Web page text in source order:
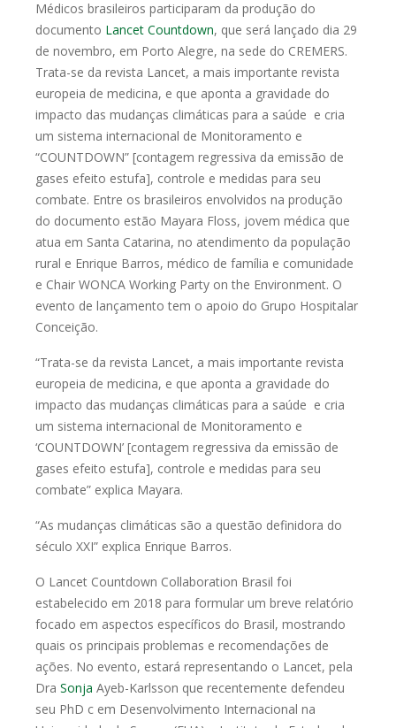
Médicos brasileiros participaram da produção do
documento Lancet Countdown, que será lançado dia 29
de novembro, em Porto Alegre, na sede do CREMERS.
Trata-se da revista Lancet, a mais importante revista
europeia de medicina, e que aponta a gravidade do
impacto das mudanças climáticas para a saúde e cria
um sistema internacional de Monitoramento e
“COUNTDOWN” [contagem regressiva da emissão de
gases efeito estufa], controle e medidas para seu
combate. Entre os brasileiros envolvidos na produção
do documento estão Mayara Floss, jovem médica que
atua em Santa Catarina, no atendimento da população
rural e Enrique Barros, médico de família e comunidade
e Chair WONCA Working Party on the Environment. O
evento de lançamento tem o apoio do Grupo Hospitalar
Conceição.
“Trata-se da revista Lancet, a mais importante revista
europeia de medicina, e que aponta a gravidade do
impacto das mudanças climáticas para a saúde e cria
um sistema internacional de Monitoramento e
‘COUNTDOWN’ [contagem regressiva da emissão de
gases efeito estufa], controle e medidas para seu
combate” explica Mayara.
“As mudanças climáticas são a questão definidora do
século XXI” explica Enrique Barros.
O Lancet Countdown Collaboration Brasil foi
estabelecido em 2018 para formular um breve relatório
focado em aspectos específicos do Brasil, mostrando
quais os principais problemas e recomendações de
ações. No evento, estará representando o Lancet, pela
DraSonja Ayeb-Karlsson que recentemente defendeu
seu PhD c em Desenvolvimento Internacional na